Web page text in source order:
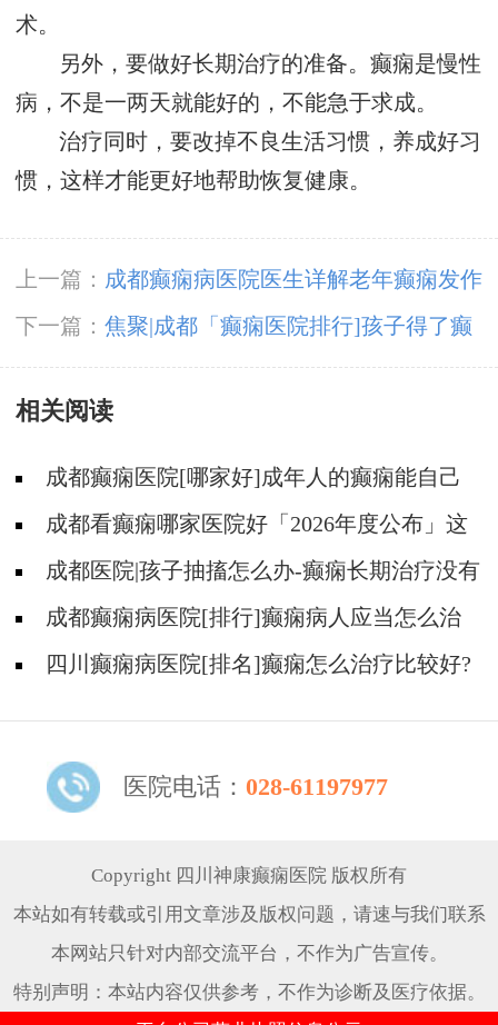
术。
另外，要做好长期治疗的准备。癫痫是慢性
病，不是一两天就能好的，不能急于求成。
治疗同时，要改掉不良生活习惯，养成好习
惯，这样才能更好地帮助恢复健康。
上一篇： 成都癫痫病医院医生详解老年癫痫发作
的症状?
下一篇： 焦聚|成都「癫痫医院排行]孩子得了癫
痫怎么办?
相关阅读
成都癫痫医院[哪家好]成年人的癫痫能自己
恢复吗?
成都看癫痫哪家医院好「2026年度公布」这
些行为能有效减少癫痫带来的智力损伤
成都医院|孩子抽搐怎么办-癫痫长期治疗没有
效果怎么办?
成都癫痫病医院[排行]癫痫病人应当怎么治
疗? 四川癫痫病医院[排名]癫痫怎么治疗比较好?
医院电话： 028-61197977
Copyright 四川神康癫痫医院 版权所有
本站如有转载或引用文章涉及版权问题，请速与我们联系
本网站只针对内部交流平台，不作为广告宣传。
特别声明：本站内容仅供参考，不作为诊断及医疗依据。